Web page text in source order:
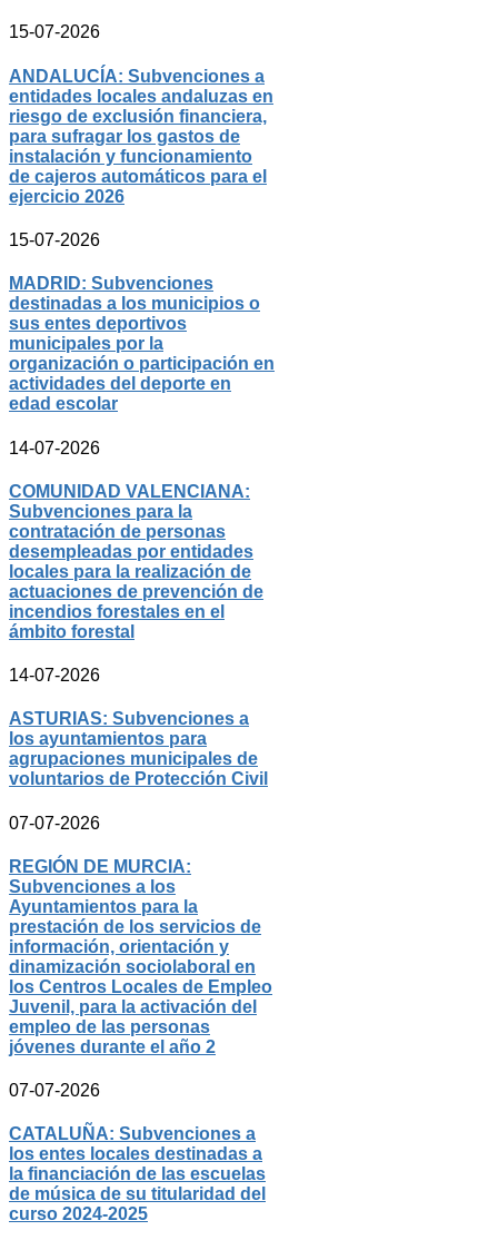
15-07-2026
ANDALUCÍA: Subvenciones a
entidades locales andaluzas en
riesgo de exclusión financiera,
para sufragar los gastos de
instalación y funcionamiento
de cajeros automáticos para el
ejercicio 2026
15-07-2026
MADRID: Subvenciones
destinadas a los municipios o
sus entes deportivos
municipales por la
organización o participación en
actividades del deporte en
edad escolar
14-07-2026
COMUNIDAD VALENCIANA:
Subvenciones para la
contratación de personas
desempleadas por entidades
locales para la realización de
actuaciones de prevención de
incendios forestales en el
ámbito forestal
14-07-2026
ASTURIAS: Subvenciones a
los ayuntamientos para
agrupaciones municipales de
voluntarios de Protección Civil
07-07-2026
REGIÓN DE MURCIA:
Subvenciones a los
Ayuntamientos para la
prestación de los servicios de
información, orientación y
dinamización sociolaboral en
los Centros Locales de Empleo
Juvenil, para la activación del
empleo de las personas
jóvenes durante el año 2
07-07-2026
CATALUÑA: Subvenciones a
los entes locales destinadas a
la financiación de las escuelas
de música de su titularidad del
curso 2024-2025